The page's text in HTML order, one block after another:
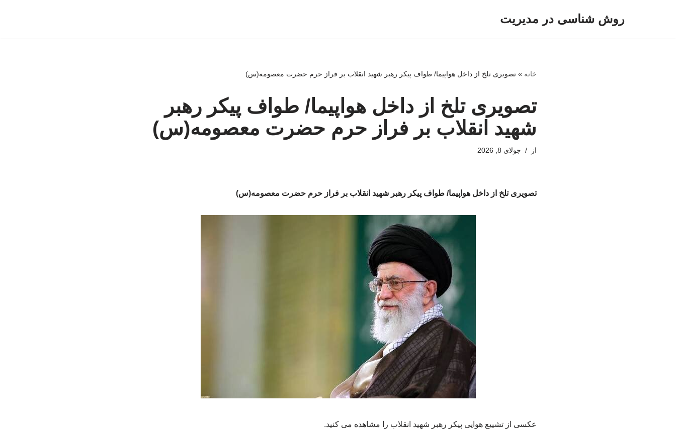
روش شناسی در مدیریت
خانه »تصویری تلخ از داخل هواپیما/ طواف پیکر رهبر شهید انقلاب بر فراز حرم حضرت معصومه(س)
تصویری تلخ از داخل هواپیما/ طواف پیکر رهبر
شهید انقلاب بر فراز حرم حضرت معصومه(س)
از جولای 8, 2026
تصویری تلخ از داخل هواپیما/ طواف پیکر رهبر شهید انقلاب بر فراز حرم حضرت معصومه(س)
عکسی از تشییع هوایی پیکر رهبر شهید انقلاب را مشاهده می کنید.